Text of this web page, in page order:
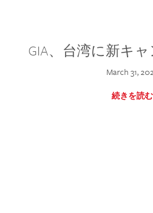
GIA、台湾に新キ
March 31,
続きを読む